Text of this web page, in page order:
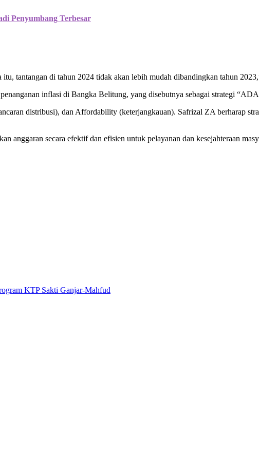
Penyumbang Terbesar
tantangan di tahun 2024 tidak akan lebih mudah dibandingkan tahun
inflasi di Bangka Belitung, yang disebutnya sebagai strategi
distribusi), dan Affordability (keterjangkauan). Safrizal ZA berharap
anggaran secara efektif dan efisien untuk pelayanan dan kesejahteraan
KTP Sakti Ganjar-Mahfud